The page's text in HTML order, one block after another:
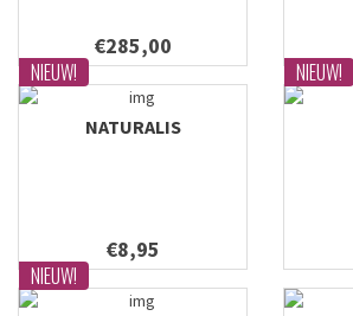
€285,00
NIEUW!
NATURALIS
€8,95
NIEUW!
NIEUW!